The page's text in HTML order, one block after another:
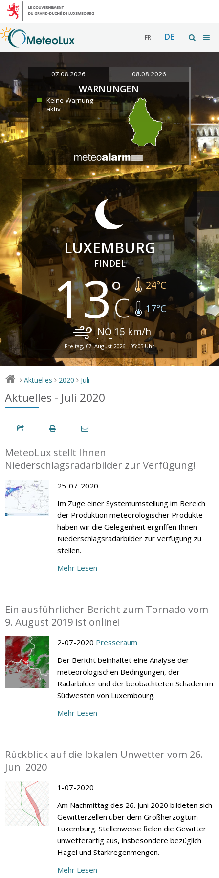
FR DE
07.08.2026 08.08.2026
WARNUNGEN
Keine Warnung
aktiv
LUXEMBURG
FINDEL
13 24°C
17°C
NO 15 km/h
Freitag, 07. August 2026 - 05:05 Uhr
> Aktuelles > 2020 > Juli
Aktuelles - Juli 2020
MeteoLux stellt Ihnen
Niederschlagsradarbilder zur Verfügung!
25-07-2020
Im Zuge einer Systemumstellung im Bereich
der Produktion meteorologischer Produkte
haben wir die Gelegenheit ergriffen Ihnen
Niederschlagsradarbilder zur Verfügung zu
stellen.
Mehr Lesen
Ein ausführlicher Bericht zum Tornado vom
9. August 2019 ist online!
2-07-2020 Presseraum
Der Bericht beinhaltet eine Analyse der
meteorologischen Bedingungen, der
Radarbilder und der beobachteten Schäden im
Südwesten von Luxembourg.
Mehr Lesen
Rückblick auf die lokalen Unwetter vom 26.
Juni 2020
1-07-2020
Am Nachmittag des 26. Juni 2020 bildeten sich
Gewitterzellen über dem Großherzogtum
Luxemburg. Stellenweise fielen die Gewitter
unwetterartig aus, insbesondere bezüglich
Hagel und Starkregenmengen.
Mehr Lesen